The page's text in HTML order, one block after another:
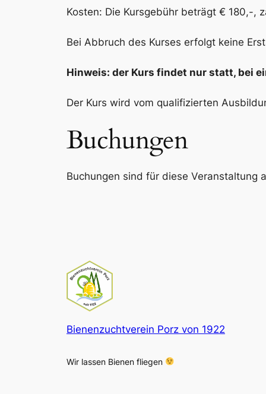
Kosten: Die Kursgebühr beträgt € 180,-,
Bei Abbruch des Kurses erfolgt keine
Hinweis: der Kurs findet nur statt, bei
Der Kurs wird vom qualifizierten
Buchungen
Buchungen sind für diese Veranstaltung
Bienenzuchtverein Porz von 1922
Wir lassen Bienen fliegen